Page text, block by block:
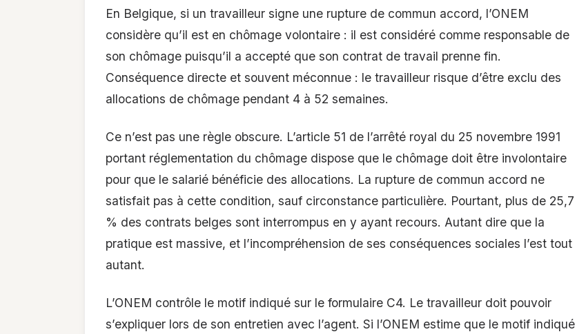
En Belgique, si un travailleur signe une rupture de commun accord, l’ONEM
considère qu’il est en chômage volontaire : il est considéré comme responsable de
son chômage puisqu’il a accepté que son contrat de travail prenne fin.
Conséquence directe et souvent méconnue : le travailleur risque d’être exclu des
allocations de chômage pendant 4 à 52 semaines.
Ce n’est pas une règle obscure. L’article 51 de l’arrêté royal du 25 novembre 1991
portant réglementation du chômage dispose que le chômage doit être involontaire
pour que le salarié bénéficie des allocations. La rupture de commun accord ne
satisfait pas à cette condition, sauf circonstance particulière. Pourtant, plus de 25,7
% des contrats belges sont interrompus en y ayant recours. Autant dire que la
pratique est massive, et l’incompréhension de ses conséquences sociales l’est tout
autant.
L’ONEM contrôle le motif indiqué sur le formulaire C4. Le travailleur doit pouvoir
s’expliquer lors de son entretien avec l’agent. Si l’ONEM estime que le motif indiqué